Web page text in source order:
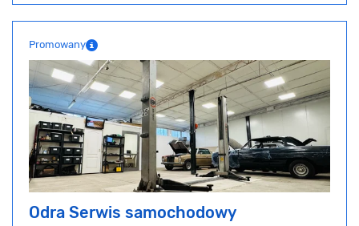
Promowany
Odra Serwis samochodowy